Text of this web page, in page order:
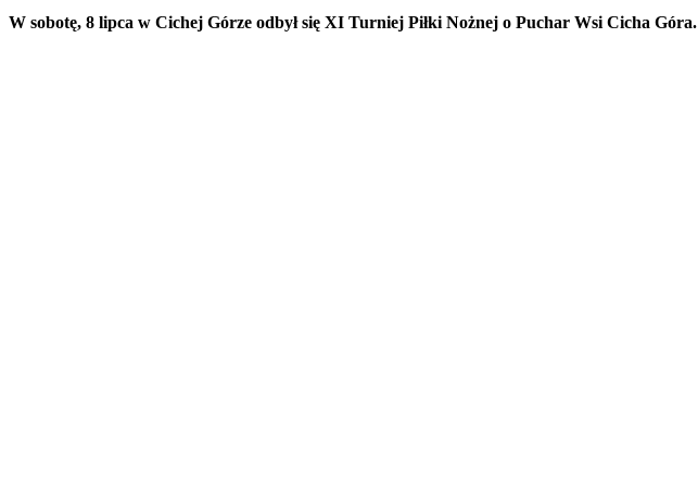
W sobotę, 8 lipca w Cichej Górze odbył się XI Turniej Piłki Nożnej o Puchar Wsi Cicha Góra.